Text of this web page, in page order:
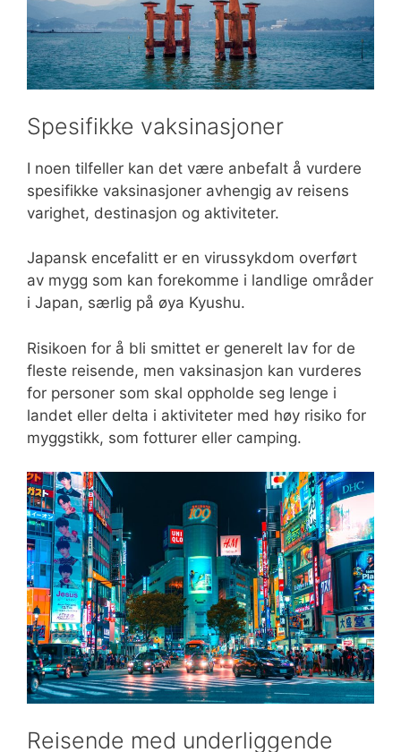
Spesifikke vaksinasjoner
I noen tilfeller kan det være anbefalt å vurdere
spesifikke vaksinasjoner avhengig av reisens
varighet, destinasjon og aktiviteter.
Japansk encefalitt er en virussykdom overført
av mygg som kan forekomme i landlige områder
i Japan, særlig på øya Kyushu.
Risikoen for å bli smittet er generelt lav for de
fleste reisende, men vaksinasjon kan vurderes
for personer som skal oppholde seg lenge i
landet eller delta i aktiviteter med høy risiko for
myggstikk, som fotturer eller camping.
Reisende med underliggende